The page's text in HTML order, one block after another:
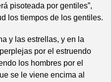
pisoteada por gentiles”,
los tiempos de los gentiles.
y las estrellas, y en la
por el estruendo
los hombres por el
se le viene encima al